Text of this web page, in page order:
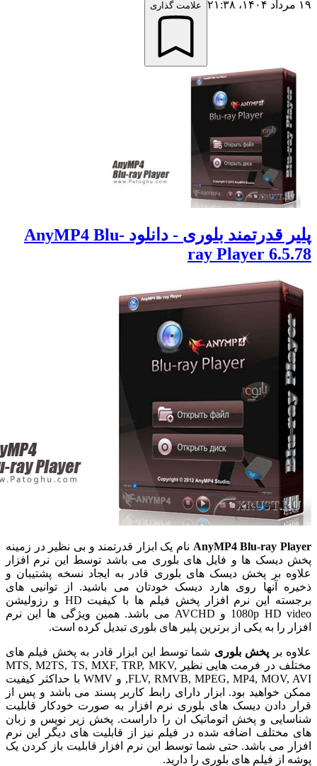
علامت گذاری
پلیر قدرتمند بلوری - دانلود AnyMP4 Blu-
ray Player
AnyMP4 Blu-rayنام یک ابزار قدرتمند و بی نظیر در زمینه
ها و فایل های بلوری می باشد توسط این نرم افزار
بر پخش دیسک های بلوری قادر به ایجاد نسخه پشتیبان و
آنها روی هارد دیسک خودتان می باشید. از توانیی های
برجسته این نرم افزار پخش فیلم ها با کیفیت HD و رزولیشن
1080p HD video و AVCHD می باشد. همین ویژگی ها این نرم
را به یکی از برترین پلیر های بلوری تبدیل کرده است.
برپخش بلوری شما توسط این ابزار قادر به پخش فیلم های
مختلف در فرمت هایی نظیر MTS, M2TS, TS, MXF, TRP, MKV,
FLV, RMVB, MPEG, MP4, MOV, AVI, و WMV با حداکثر کیفیت
خواهید بود. ابزار دارای رابط کاربر پسند می باشد و پس از
دادن دیسک های بلوری نرم افزار به صورت خودکار قابلیت
و پخش اتوماتیک ان را داراست. پخش زیر نویس و زبان
اضافه شده در فیلم نیز از قابلیت های دیگر این نرم
می باشد. حتی شما توسط این نرم افزار قابلیت باز کردن یک
فیلم های بلوری را دارید.